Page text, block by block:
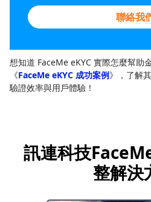
聯絡我
想知道 FaceMe eKYC 實際怎麼幫助
《FaceMe eKYC 成功案例》，了解
驗證效率與用戶體驗！
訊連科技
整解決